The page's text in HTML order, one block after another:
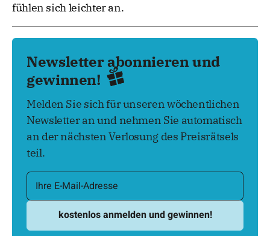
fühlen sich leichter an.
Newsletter abonnieren und
gewinnen!
Melden Sie sich für unseren wöchentlichen
Newsletter an und nehmen Sie automatisch
an der nächsten Verlosung des Preisrätsels
teil.